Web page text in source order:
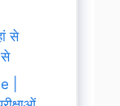
से
से
|